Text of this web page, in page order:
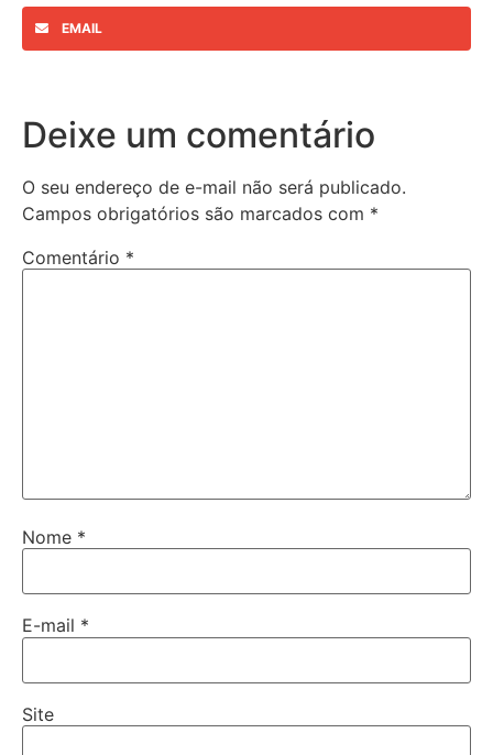
EMAIL
Deixe um comentário
O seu endereço de e-mail não será publicado.
Campos obrigatórios são marcados com *
Comentário *
Nome *
E-mail *
Site